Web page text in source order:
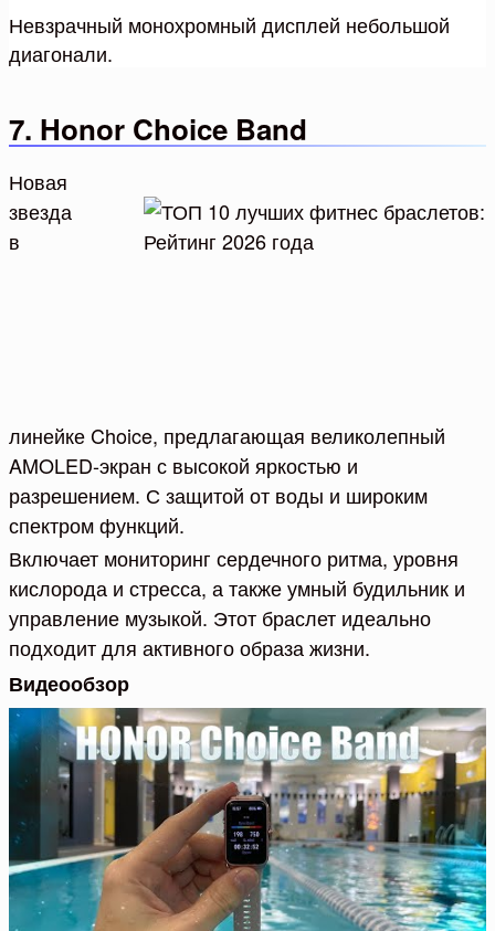
Невзрачный монохромный дисплей небольшой
диагонали.
7. Honor Choice Band
Новая
звезда
в
линейке Choice, предлагающая великолепный
AMOLED-экран с высокой яркостью и
разрешением. С защитой от воды и широким
спектром функций.
Включает мониторинг сердечного ритма, уровня
кислорода и стресса, а также умный будильник и
управление музыкой. Этот браслет идеально
подходит для активного образа жизни.
Видеообзор